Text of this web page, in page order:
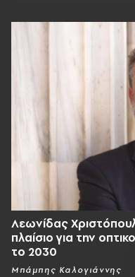
Λεωνίδας
πλαίσιο για την
το 2030
Μπάμπης Καλογιάννης